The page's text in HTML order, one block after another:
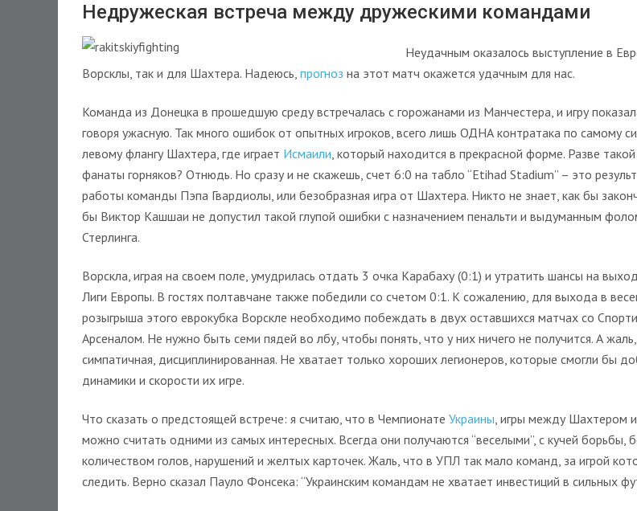
Недружеская встреча между дружескими командами
Неудачным оказалось выступление в
Ворсклы, так и для Шахтера. Надеюсь, прогноз на этот матч окажется удачным для нас.
Команда из Донецка в прошедшую среду встречалась с горожанами из Манчестера, и игру
говоря ужасную. Так много ошибок от опытных игроков, всего лишь ОДНА контратака по самому
левому флангу Шахтера, где играет Исмаили, который находится в прекрасной форме. Разве
фанаты горняков? Отнюдь. Но сразу и не скажешь, счет 6:0 на табло “Etihad Stadium” – это
работы команды Пэпа Гвардиолы, или безобразная игра от Шахтера. Никто не знает, как бы
бы Виктор Кашшаи не допустил такой глупой ошибки с назначением пенальти и выдуманным
Стерлинга.
Ворскла, играя на своем поле, умудрилась отдать 3 очка Карабаху (0:1) и утратить шансы на
Лиги Европы. В гостях полтавчане также победили со счетом 0:1. К сожалению, для выхода в
розыгрыша этого еврокубка Ворскле необходимо побеждать в двух оставшихся матчах со
Арсеналом. Не нужно быть семи пядей во лбу, чтобы понять, что у них ничего не получится. А
симпатичная, дисциплинированная. Не хватает только хороших легионеров, которые смогли бы
динамики и скорости их игре.
Что сказать о предстоящей встрече: я считаю, что в Чемпионате Украины, игры между Шахтером
можно считать одними из самых интересных. Всегда они получаются “веселыми”, с кучей борьбы,
количеством голов, нарушений и желтых карточек. Жаль, что в УПЛ так мало команд, за игрой
следить. Верно сказал Пауло Фонсека: “Украинским командам не хватает инвестиций в сильных